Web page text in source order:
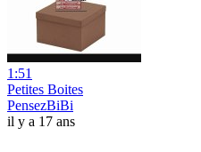
1:51
Petites Boites
PensezBiBi
il y a 17 ans